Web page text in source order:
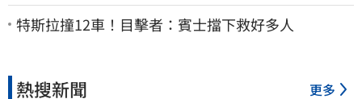
特斯拉撞12車！目擊者：賓士擋下救好多人
熱搜新聞 更多